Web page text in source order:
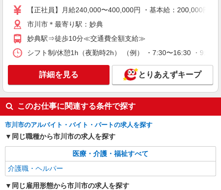
契約社員
市川グループホームそよ風：RO32856
グループホーム 介護スタッフ
【月給】244,320円〜334,880円 ▼給与詳細 資
格手当：0〜10,000円 処遇改善手当：34,320円〜
36,880円 夜勤手当：0円〜48,000円（最大8回とし
て上限に加算） ▼下記別途支給 通勤手当 年末年
始手当：380円/時 昇給年1回（4月） 特別報酬：平
均16、9万円（最高額109万円） ※2025年6月支給
実績 ※処遇改善手当は試用期間中(3ヶ月)は支給な
し
千葉県市川市本北方2-27-7
キープ 詳細を見る
株式会社kotrio /●SW-H2-2001599
「支払い日に間に合ったぜ！」日払いOK＊障
がい者支援STAFF
時給1550円〜2312円 ＜日払い有/週払い有/交
市川市大野町 最寄り駅：市川大野
【正社員】月給240,000〜400,000円 ・基本給：200,000円
市川市＊最寄り駅：妙典
妙典駅⇒徒歩10分≪交通費全額支給≫
シフト制/休憩1h（夜勤時2h） （例） ・7:30〜16:30 ・9:00
詳細を見る とりあえずキープ
このお仕事に関連する条件で探す
市川市のアルバイト・バイト・パートの求人を探す
同じ職種から市川市の求人を探す
医療・介護・福祉すべて
介護職・ヘルパー
同じ雇用形態から市川市の求人を探す